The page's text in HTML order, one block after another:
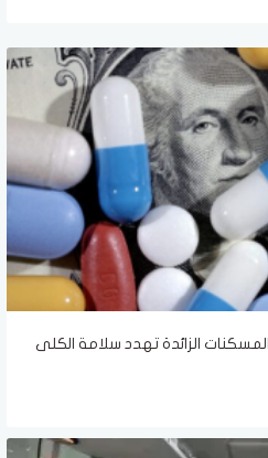
الزائدة تهدد سلامة الكلى